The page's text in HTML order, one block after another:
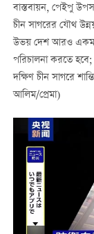
বাস্তবায়ন, পেইপু
চীন সাগরের যৌথ
উভয় দেশ আরও একমত
পরিচালনা করতে
দক্ষিণ চীন সাগরে
আলিম/প্রেমা)